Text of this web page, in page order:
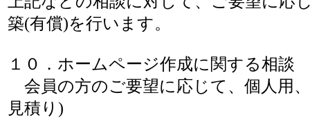
築(有償)を行います。
１０．ホームページ作成に関する相談
会員の方のご要望に応じて、個人用
見積り)